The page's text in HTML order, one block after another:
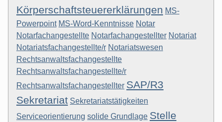
Körperschaftsteuererklärungen MS-
Powerpoint MS-Word-Kenntnisse Notar
Notarfachangestellte Notarfachangestellter Notariat
Notariatsfachangestellte/r Notariatswesen
Rechtsanwaltsfachangestellte
Rechtsanwaltsfachangestellte/r
Rechtsanwaltsfachangestellter SAP/R3
Sekretariat Sekretariatstätigkeiten
Serviceorientierung solide Grundlage Stelle